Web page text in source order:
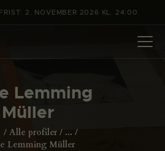
2. NOVEMBER 2026 KL. 24:00
Lemming
Müller
Alle profiler
...
Lemming Müller